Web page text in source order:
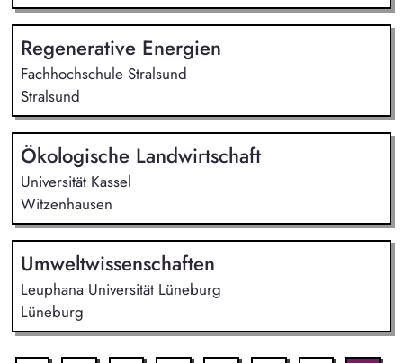
Regenerative Energien
Fachhochschule Stralsund
Stralsund
Ökologische Landwirtschaft
Universität Kassel
Witzenhausen
Umweltwissenschaften
Leuphana Universität Lüneburg
Lüneburg